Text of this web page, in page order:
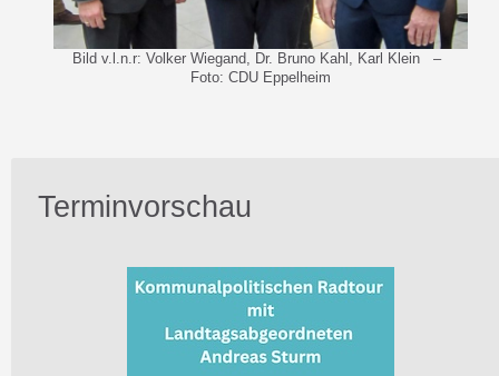
Bild v.l.n.r: Volker Wiegand, Dr. Bruno Kahl, Karl Klein –
Foto: CDU Eppelheim
Terminvorschau